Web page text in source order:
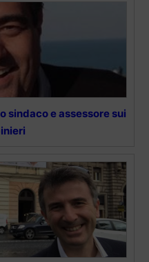
sindaco e assessore sui